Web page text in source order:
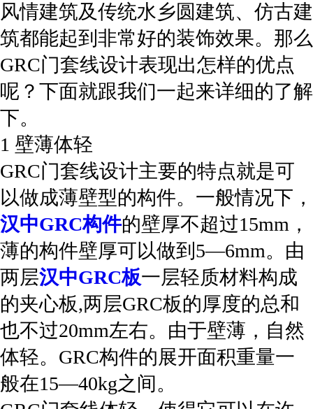
风情建筑及传统水乡圆建筑、仿古建
筑都能起到非常好的装饰效果。那么
GRC门套线设计表现出怎样的优点
呢？下面就跟我们一起来详细的了解
下。
1 壁薄体轻
GRC门套线设计主要的特点就是可
以做成薄壁型的构件。一般情况下，
汉中GRC构件的壁厚不超过15mm，
薄的构件壁厚可以做到5—6mm。由
两层汉中GRC板一层轻质材料构成
的夹心板,两层GRC板的厚度的总和
也不过20mm左右。由于壁薄，自然
体轻。GRC构件的展开面积重量一
般在15—40kg之间。